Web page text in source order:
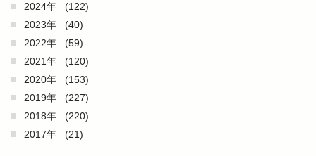
2024年
(122)
2023年
(40)
2022年
(59)
2021年
(120)
2020年
(153)
2019年
(227)
2018年
(220)
2017年
(21)